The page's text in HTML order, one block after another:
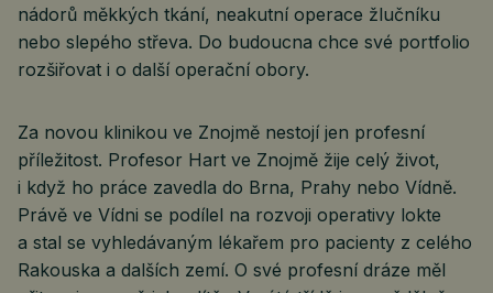
nádorů měkkých tkání, neakutní operace žlučníku
nebo slepého střeva. Do budoucna chce své portfolio
rozšiřovat i o další operační obory.
Za novou klinikou ve Znojmě nestojí jen profesní
příležitost. Profesor Hart ve Znojmě žije celý život,
i když ho práce zavedla do Brna, Prahy nebo Vídně.
Právě ve Vídni se podílel na rozvoji operativy lokte
a stal se vyhledávaným lékařem pro pacienty z celého
Rakouska a dalších zemí. O své profesní dráze měl